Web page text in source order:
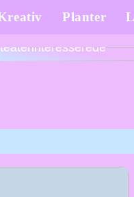
Planter
Teater efterskole: en
teaterinteresserede